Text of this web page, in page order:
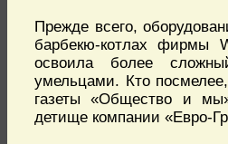
Прежде всего,
барбекю-котлах фирмы
освоила более
умельцами. Кто
газеты «Общество и
детище компании «Евро-